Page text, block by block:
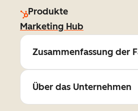
Produkte
Marketing Hub
Zusammenfassung der
Über das Unternehmen